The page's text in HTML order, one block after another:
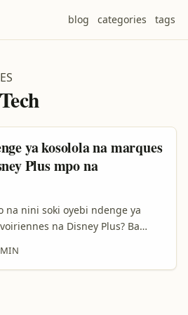
blog categories tags
ya kosolola na marques
Plus mpo na
na nini soki oyebi ndenge ya
na Disney Plus? Ba
to Limete bazali na posa ya ba
bazwa échantillons gratuits toka
kosala promotion to sponsoring